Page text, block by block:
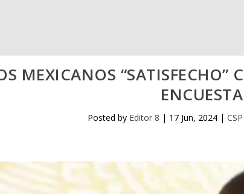
MEXICANOS
ENCUESTA
Posted by Editor 8 | 17 Jun, 2024| CSP